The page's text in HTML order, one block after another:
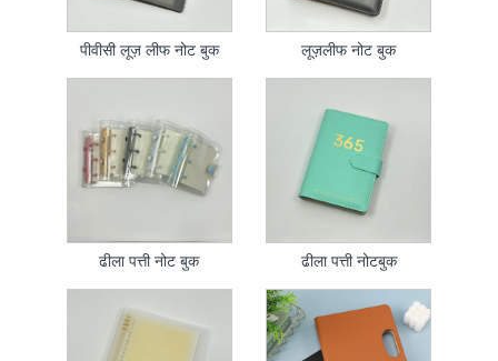
पीवीसी लूज़ लीफ नोट बुक लूज़लीफ नोट बुक
ढीला पत्ती नोट बुक ढीला पत्ती नोटबुक